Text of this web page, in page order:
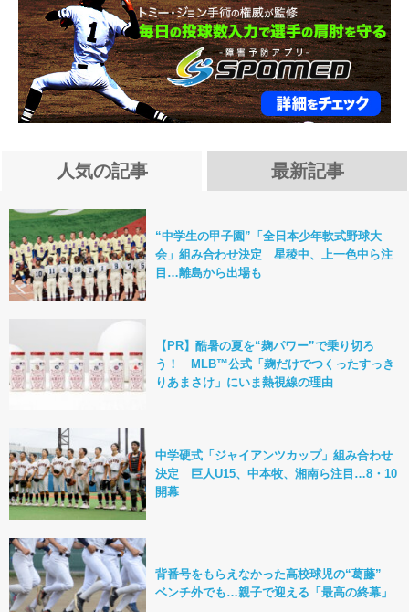
人気の記事 最新記事
“中学生の甲子園”「全日本少年軟式野球大
会」組み合わせ決定 星稜中、上一色中ら注
目…離島から出場も
【PR】酷暑の夏を“麹パワー”で乗り切ろ
う！ MLB™公式「麹だけでつくったすっき
りあまさけ」にいま熱視線の理由
中学硬式「ジャイアンツカップ」組み合わせ
決定 巨人U15、中本牧、湘南ら注目…8・10
開幕
背番号をもらえなかった高校球児の“葛藤”
ベンチ外でも…親子で迎える「最高の終幕」